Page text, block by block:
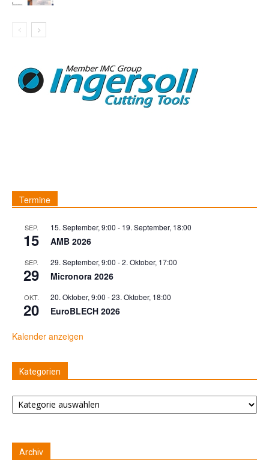
Termine
SEP.
15
15. September, 9:00 - 19. September, 18:00
AMB 2026
SEP.
29
29. September, 9:00 -2. Oktober, 17:00
Micronora 2026
OKT.
20
20. Oktober, 9:00 -23. Oktober, 18:00
EuroBLECH 2026
Kalender anzeigen
Kategorien
Kategorien
Archiv